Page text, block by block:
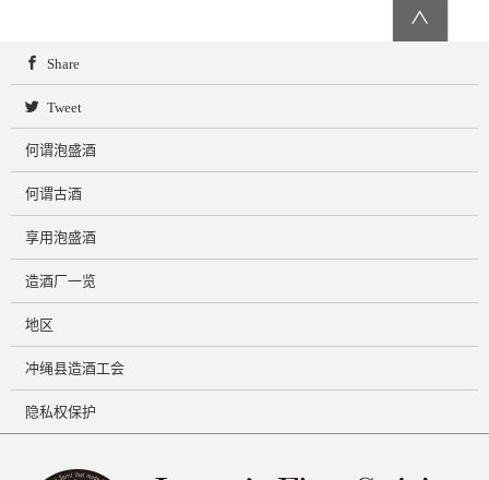
∧
Share
Tweet
何谓泡盛酒
何谓古酒
享用泡盛酒
造酒厂一览
地区
冲绳县造酒工会
隐私权保护